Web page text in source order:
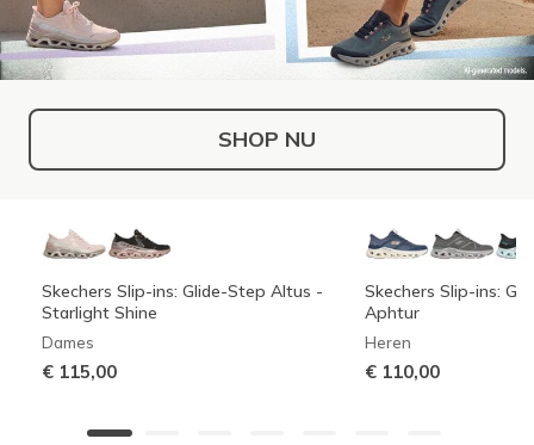
SHOP NU
Skechers Slip-ins: Glide-Step Altus -
Starlight Shine
Dames
€ 115,00
Skechers Slip-ins:
Aphtur
Heren
€ 110,00